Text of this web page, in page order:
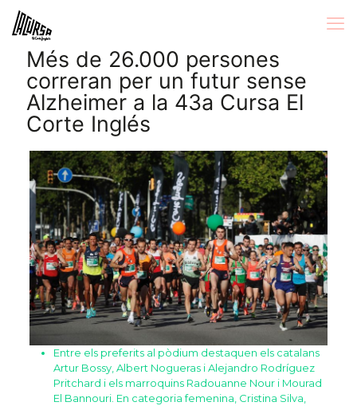
Més de 26.000 persones
correran per un futur sense
Alzheimer a la 43a Cursa El
Corte Inglés
Entre els preferits al pòdium destaquen els catalans
Artur Bossy, Albert Nogueras i Alejandro Rodríguez
Pritchard i els marroquins Radouanne Nour i Mourad
El Bannouri. En categoria femenina, Cristina Silva,